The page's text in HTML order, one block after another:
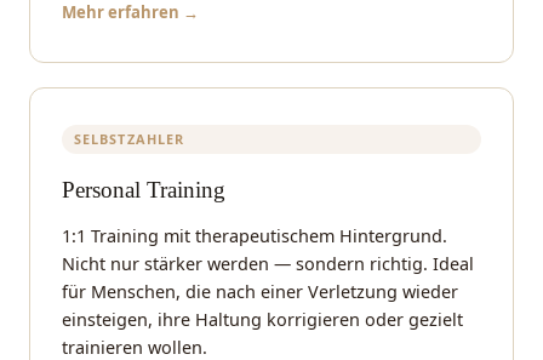
Mehr erfahren →
SELBSTZAHLER
Personal Training
1:1 Training mit therapeutischem Hintergrund.
Nicht nur stärker werden — sondern richtig. Ideal
für Menschen, die nach einer Verletzung wieder
einsteigen, ihre Haltung korrigieren oder gezielt
trainieren wollen.